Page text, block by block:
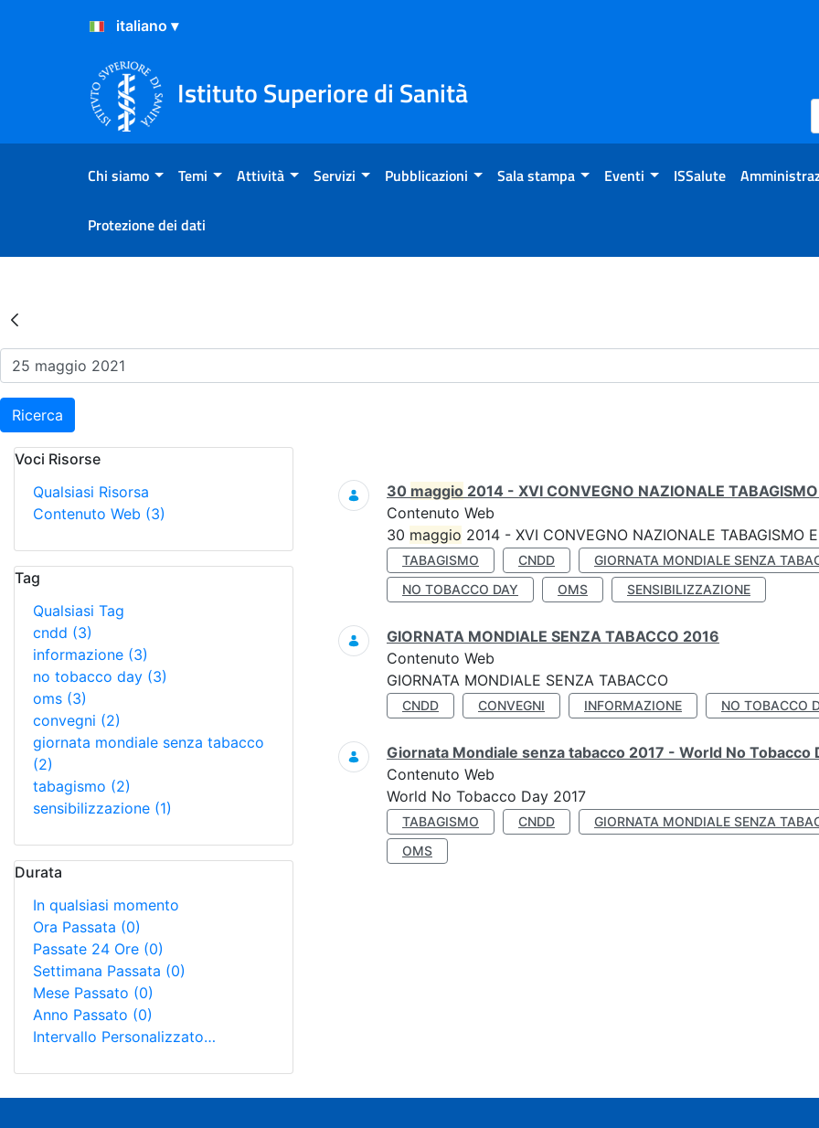
Salta al Contenuto
Salta al Footer
Istituto Superiore di Sanità
Chi siamo Temi Attività Servizi Pubblicazioni Sala stampa Eventi ISSalute
Protezione dei dati
Risultati della Ricerca - Eventi
Ricerca
Voci Risorse
Qualsiasi Risorsa
Contenuto Web (3)
Tag
Qualsiasi Tag
cndd (3)
informazione (3)
no tobacco day (3)
oms (3)
convegni (2)
giornata mondiale senza tabacco
(2)
tabagismo (2)
sensibilizzazione (1)
Durata
In qualsiasi momento
Ora Passata (0)
Passate 24 Ore (0)
Settimana Passata (0)
Mese Passato (0)
Anno Passato (0)
Intervallo Personalizzato…
Ricerca
30 maggio 2014 - XVI CONVEGNO NAZIONALE
Contenuto Web
30 maggio 2014 - XVI CONVEGNO NAZIONALE TABAGISMO
TABAGISMO CNDD GIORNATA MONDIALE SENZA
NO TOBACCO DAY
OMS SENSIBILIZZAZIONE
GIORNATA MONDIALE SENZA TABACCO 2016
Contenuto Web
GIORNATA MONDIALE SENZA TABACCO
CNDD CONVEGNI INFORMAZIONE NO TOBACCO
Giornata Mondiale senza tabacco 2017 - World No Tobacco
Contenuto Web
World No Tobacco Day 2017
TABAGISMO CNDD GIORNATA MONDIALE SENZA
OMS